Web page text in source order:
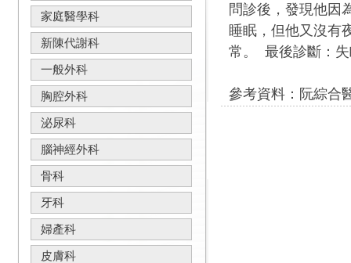
家庭醫學科
新陳代謝科
一般外科
胸腔外科
泌尿科
腦神經外科
骨科
牙科
婦產科
皮膚科
問診後，發現他因
睡眠，但他又沒有
常。 最後診斷：
參考資料：阮綜